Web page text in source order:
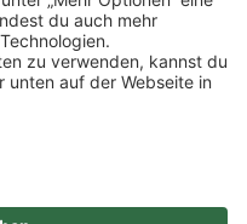
Einstellungen